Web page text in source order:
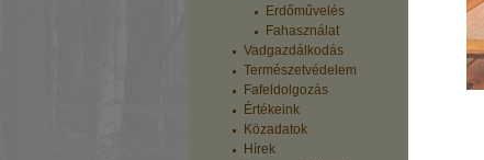
Erdőművelés
Fahasználat
Vadgazdálkodás
Természetvédelem
Fafeldolgozás
Értékeink
Közadatok
Hírek